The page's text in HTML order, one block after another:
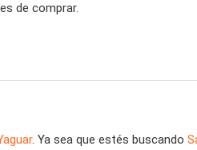
de comprar.
. Ya sea que estés buscando